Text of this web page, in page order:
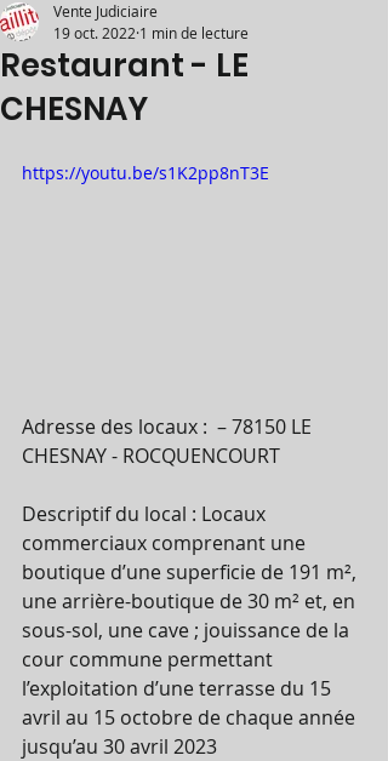
Restaurant - LE
CHESNAY
Vente Judiciaire
19 oct. 2022 1 min de lecture
https://youtu.be/s1K2pp8nT3E
Adresse des locaux :  – 78150 LE
CHESNAY - ROCQUENCOURT
Descriptif du local : Locaux
commerciaux comprenant une
boutique d’une superficie de 191 m²,
une arrière-boutique de 30 m² et, en
sous-sol, une cave ; jouissance de la
cour commune permettant
l’exploitation d’une terrasse du 15
avril au 15 octobre de chaque année
jusqu’au 30 avril 2023